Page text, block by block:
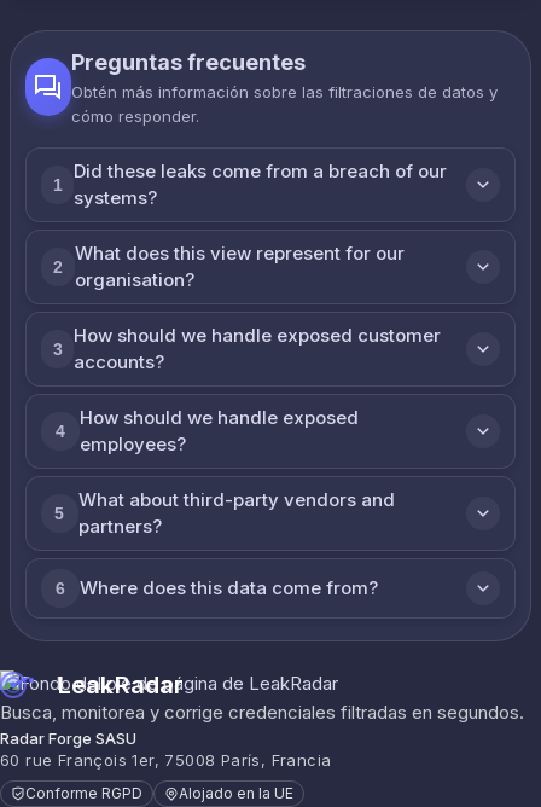
Preguntas frecuentes
Obtén más información sobre las filtraciones de datos y
cómo responder.
1
Did these leaks come from a breach of our
systems?
2
What does this view represent for our
organisation?
3
How should we handle exposed customer
accounts?
4
How should we handle exposed
employees?
5
What about third-party vendors and
partners?
6 Where does this data come from?
LeakRadar
Busca, monitorea y corrige credenciales filtradas en segundos.
Radar Forge SASU
60 rue François 1er, 75008 París, Francia
Conforme RGPD Alojado en la UE